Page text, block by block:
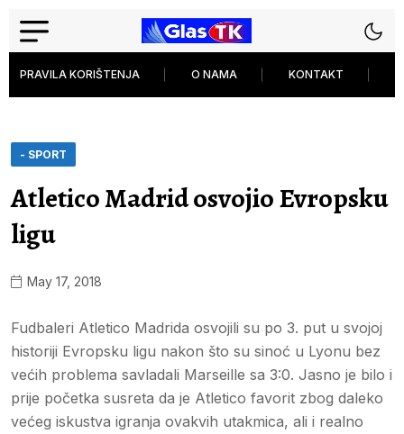
PRAVILA KORIŠTENJA O NAMA KONTAKT
- SPORT
Atletico Madrid osvojio Evropsku
ligu
May 17, 2018
Fudbaleri Atletico Madrida osvojili su po 3. put u svojoj
historiji Evropsku ligu nakon što su sinoć u Lyonu bez
većih problema savladali Marseille sa 3:0. Jasno je bilo i
prije početka susreta da je Atletico favorit zbog daleko
većeg iskustva igranja ovakvih utakmica, ali i realno